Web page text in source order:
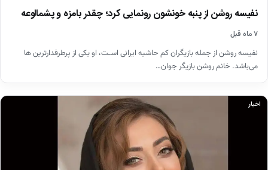
نفیسه روشن از پنبه خونشون رونمایی کرد؛ چقدر بامزه و پشمالوعه
۷ ماه قبل
نفیسه روشن از جمله بازیگران کم حاشیه ایرانی اسـت، او یکی از پرطرفدارترین ها
می‌باشد. خانم روشن بازیگر جوان…
اخبار